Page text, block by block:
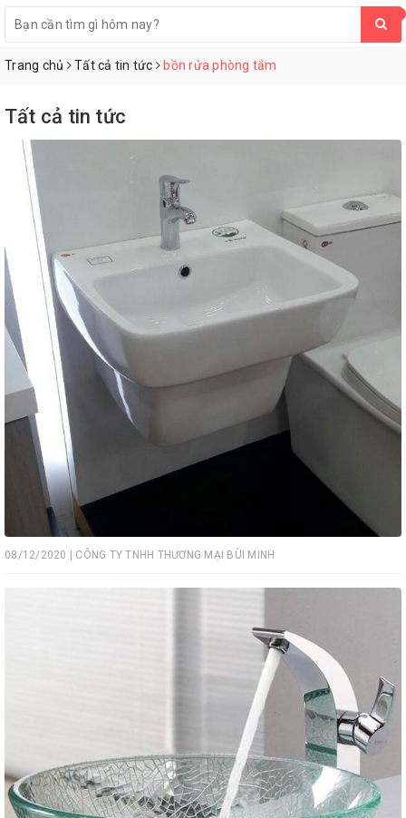
Trang chủ Tất cả tin tức bồn rửa phòng tắm
Tất cả tin tức
08/12/2020 | CÔNG TY TNHH THƯƠNG MẠI BÙI MINH